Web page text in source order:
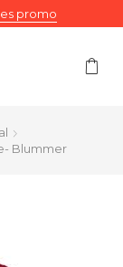
promo
Blummer